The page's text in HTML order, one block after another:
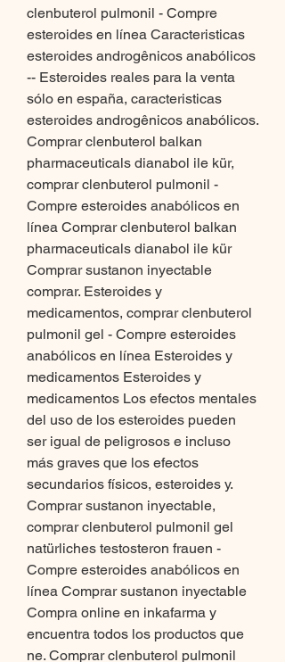
clenbuterol pulmonil - Compre
esteroides en línea Caracteristicas
esteroides androgênicos anabólicos
-- Esteroides reales para la venta
sólo en españa, caracteristicas
esteroides androgênicos anabólicos.
Comprar clenbuterol balkan
pharmaceuticals dianabol ile kür,
comprar clenbuterol pulmonil -
Compre esteroides anabólicos en
línea Comprar clenbuterol balkan
pharmaceuticals dianabol ile kür
Comprar sustanon inyectable
comprar. Esteroides y
medicamentos, comprar clenbuterol
pulmonil gel - Compre esteroides
anabólicos en línea Esteroides y
medicamentos Esteroides y
medicamentos Los efectos mentales
del uso de los esteroides pueden
ser igual de peligrosos e incluso
más graves que los efectos
secundarios físicos, esteroides y.
Comprar sustanon inyectable,
comprar clenbuterol pulmonil gel
natürliches testosteron frauen -
Compre esteroides anabólicos en
línea Comprar sustanon inyectable
Compra online en inkafarma y
encuentra todos los productos que
ne. Comprar clenbuterol pulmonil